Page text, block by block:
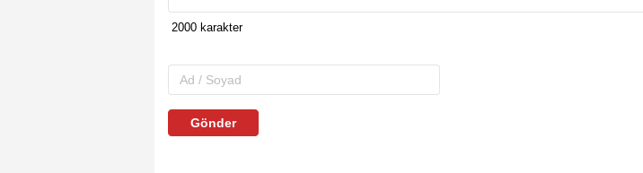
Gönder